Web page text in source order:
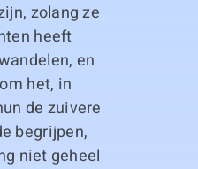
zolang ze
heeft
en
het, in
de zuivere
begrijpen,
niet geheel